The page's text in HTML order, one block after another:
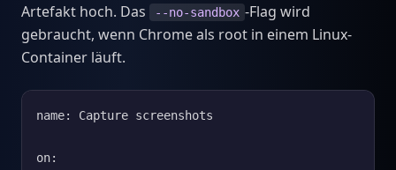
Artefakt hoch. Das
--no-sandbox -Flag wird
gebraucht, wenn Chrome als root in einem Linux-
Container läuft.
name: Capture screenshots
on: